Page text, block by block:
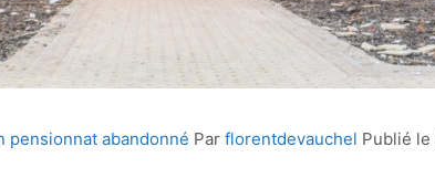
pensionnat abandonné Par florentdevauchel Publié le